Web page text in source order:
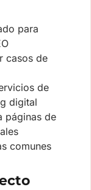
para
casos de
de
digital
páginas de
comunes